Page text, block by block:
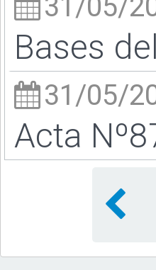
Bases
31/05/
Acta